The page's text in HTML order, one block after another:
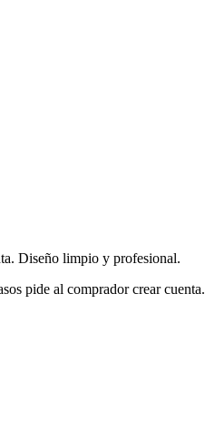
Diseño limpio y profesional.
pide al comprador crear cuenta.